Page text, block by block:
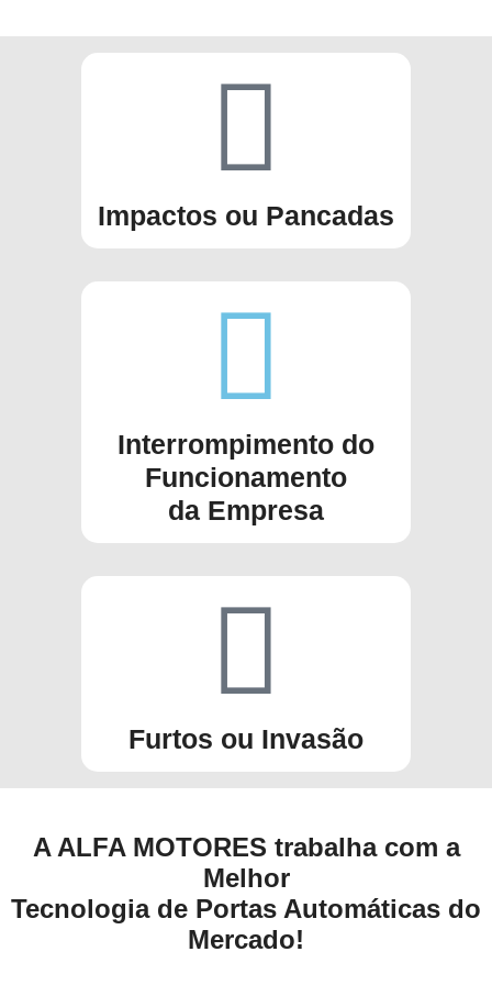
Impactos ou Pancadas
Interrompimento do
Funcionamento
da Empresa
Furtos ou Invasão
A ALFA MOTORES trabalha com a
Melhor
Tecnologia de Portas Automáticas do
Mercado!